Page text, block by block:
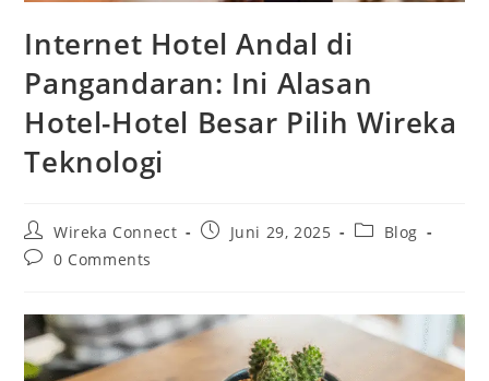
Internet Hotel Andal di
Pangandaran: Ini Alasan
Hotel-Hotel Besar Pilih Wireka
Teknologi
Wireka Connect Juni 29, 2025
Blog
0 Comments